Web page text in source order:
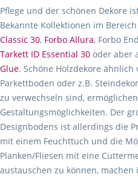
Pflege und der schönen Dekore
Bekannte Kollektionen im Bereich
Classic 30, Forbo Allura, Forbo
Tarkett ID Essential 30 oder aber
Glue. Schöne Holzdekore
Parkettboden oder z.B.
zu verwechseln sind,
Gestaltungsmöglichkeiten. Der
Designbodens ist allerdings die
mit einem Feuchttuch und die
Planken/Fliesen mit eine
austauschen zu können, machen